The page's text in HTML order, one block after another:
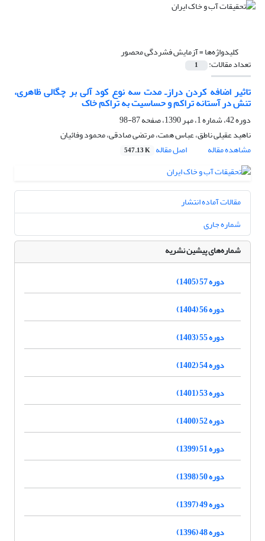
کلیدواژه‌ها =آزمایش فشردگی محصور
تعداد مقالات: 1
تاثیر اضافه کردن درازـ مدت سه نوع کود آلی بر چگالی ظاهری،
تنش در آستانه تراکم و حساسیت به تراکم خاک
دوره 42، شماره 1، مهر 1390، صفحه
87-98
ناهید عقیلی ناطق، عباس همت، مرتضی صادقی، محمود وفائیان
مشاهده مقاله
اصل مقاله 547.13 K
مقالات آماده انتشار
شماره جاری
شماره‌های پیشین نشریه
دوره 57 (1405)
دوره 56 (1404)
دوره 55 (1403)
دوره 54 (1402)
دوره 53 (1401)
دوره 52 (1400)
دوره 51 (1399)
دوره 50 (1398)
دوره 49 (1397)
دوره 48 (1396)